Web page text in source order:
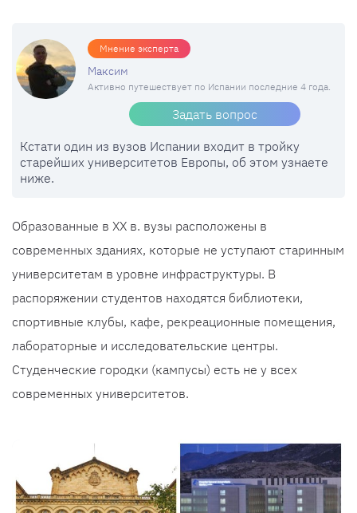
Мнение эксперта
Максим
Активно путешествует по Испании последние 4 года.
Задать вопрос
Кстати один из вузов Испании входит в тройку
старейших университетов Европы, об этом узнаете
ниже.
Образованные в XX в. вузы расположены в
современных зданиях, которые не уступают старинным
университетам в уровне инфраструктуры. В
распоряжении студентов находятся библиотеки,
спортивные клубы, кафе, рекреационные помещения,
лабораторные и исследовательские центры.
Студенческие городки (кампусы) есть не у всех
современных университетов.